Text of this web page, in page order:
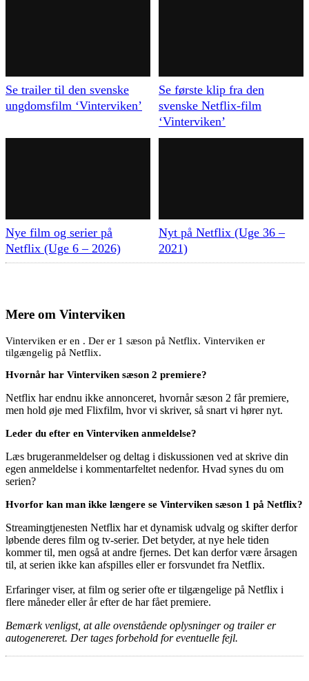
Se trailer til den svenske
ungdomsfilm ‘Vinterviken’
Se første klip fra den
svenske Netflix-film
‘Vinterviken’
Nye film og serier på
Netflix (Uge 6 – 2026)
Nyt på Netflix (Uge 36 –
2021)
Mere om Vinterviken
Vinterviken er en . Der er 1 sæson på Netflix. Vinterviken er
tilgængelig på Netflix.
Hvornår har Vinterviken sæson 2 premiere?
Netflix har endnu ikke annonceret, hvornår sæson 2 får premiere,
men hold øje med Flixfilm, hvor vi skriver, så snart vi hører nyt.
Leder du efter en Vinterviken anmeldelse?
Læs brugeranmeldelser og deltag i diskussionen ved at skrive din
egen anmeldelse i kommentarfeltet nedenfor. Hvad synes du om
serien?
Hvorfor kan man ikke længere se Vinterviken sæson 1 på Netflix?
Streamingtjenesten Netflix har et dynamisk udvalg og skifter derfor
løbende deres film og tv-serier. Det betyder, at nye hele tiden
kommer til, men også at andre fjernes. Det kan derfor være årsagen
til, at serien ikke kan afspilles eller er forsvundet fra Netflix.
Erfaringer viser, at film og serier ofte er tilgængelige på Netflix i
flere måneder eller år efter de har fået premiere.
Bemærk venligst, at alle ovenstående oplysninger og trailer er
autogenereret. Der tages forbehold for eventuelle fejl.